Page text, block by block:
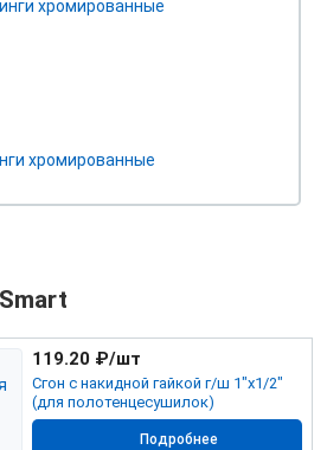
хромированные
Сгон с накидной гайкой г/ш 1"х1/2"
(для полотенцесушилок)
119.20 ₽/шт
Подробнее